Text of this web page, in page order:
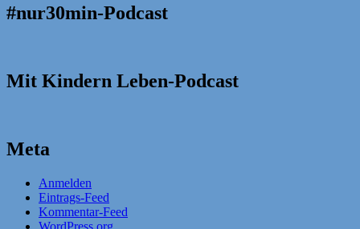
#nur30min-Podcast
Mit Kindern Leben-Podcast
Meta
Anmelden
Eintrags-Feed
Kommentar-Feed
WordPress.org